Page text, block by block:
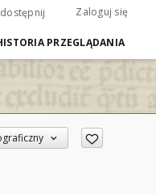
Zaloguj się
PRZEGLĄDANIA